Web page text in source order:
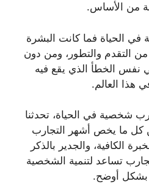
من الأساس.
الحياة فما كانت البشرة
التقدم والتطور، ومن دون
نفس الخطأ الذي يقع فيه
هذا العالم.
شخصية في الحياة، تحدثنا
كل ما يخص أشهر التجارب
الكافية، والجدير بالذكر
تساعد لتنمية الشخصية
بشكل أوضح.